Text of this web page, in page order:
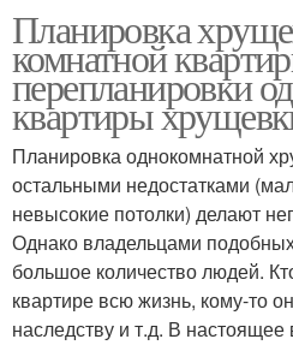
Планировка
комнатной
перепланировки
квартиры
Планировка однокомнатной
остальными недостатками
невысокие потолки) делают
Однако владельцами
большое количество людей.
квартире всю жизнь, кому-то
наследству и т.д. В